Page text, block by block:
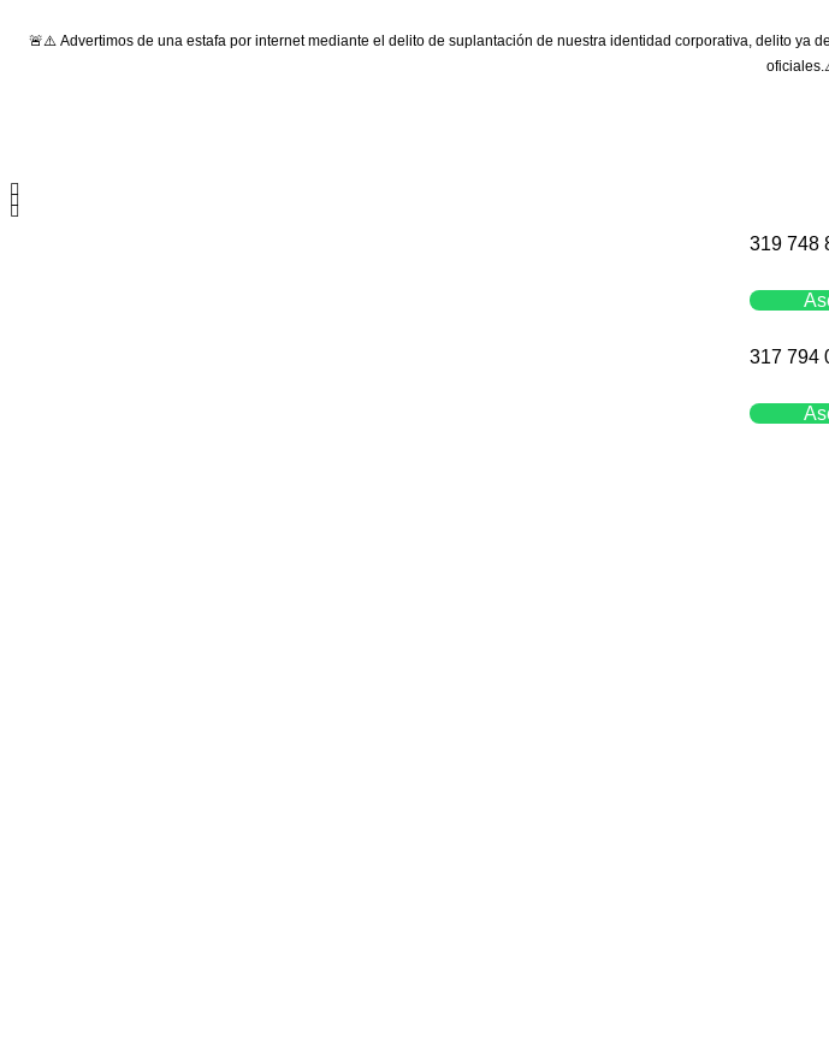
🚨⚠️ Advertimos de una estafa por internet mediante el delito de suplantación de nuestra identidad corporativa, delito ya
319 748
317 794